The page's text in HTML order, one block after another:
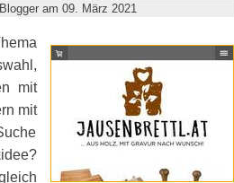
am 09. März 2021
mit
mit